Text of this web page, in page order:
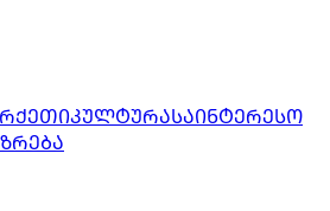
ᲙᲣᲚᲢᲣᲠᲐᲡᲐᲘᲜᲢᲔᲠᲔᲡᲝ